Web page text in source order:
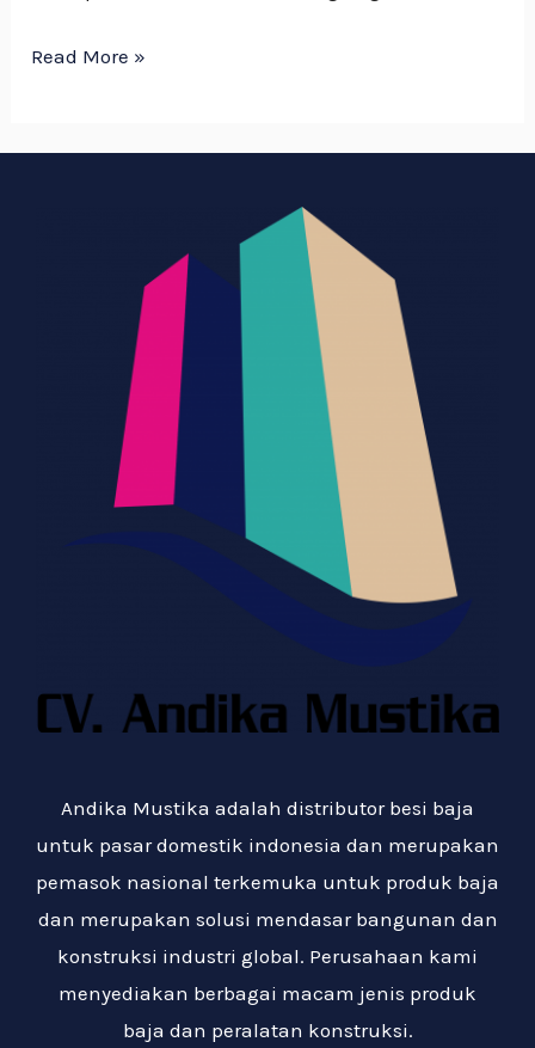
Read More »
Andika Mustika adalah distributor besi baja
untuk pasar domestik indonesia dan merupakan
pemasok nasional terkemuka untuk produk baja
dan merupakan solusi mendasar bangunan dan
konstruksi industri global. Perusahaan kami
menyediakan berbagai macam jenis produk
baja dan peralatan konstruksi.